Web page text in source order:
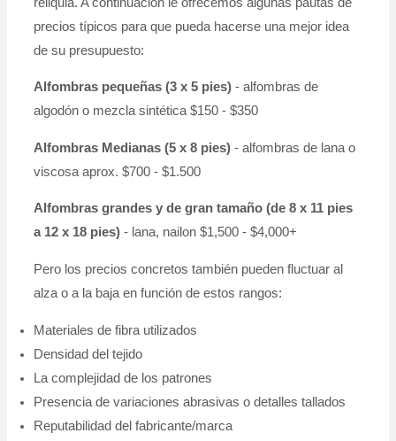
precios típicos para que pueda hacerse una mejor idea
de su presupuesto:
Alfombras pequeñas (3 x 5 pies)- alfombras de
algodón o mezcla sintética $150 - $350
Alfombras Medianas (5 x 8 pies)- alfombras de lana o
viscosa aprox. $700 - $1.500
Alfombras grandes y de gran tamaño (de 8 x 11 pies
a 12 x 18 pies)- lana, nailon $1,500 - $4,000+
Pero los precios concretos también pueden fluctuar al
alza o a la baja en función de estos rangos:
Materiales de fibra utilizados
Densidad del tejido
La complejidad de los patrones
Presencia de variaciones abrasivas o detalles tallados
Reputabilidad del fabricante/marca